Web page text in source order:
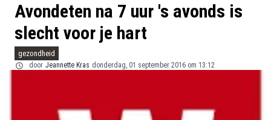
Avondeten na 7 uur 's avonds is
slecht voor je hart
gezondheid
door Jeannette Kras donderdag, 01 september 2016 om 13:12